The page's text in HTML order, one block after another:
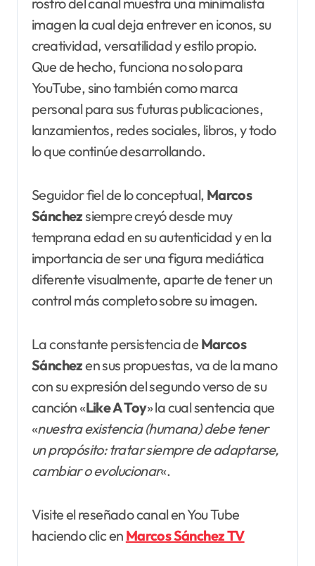
imagen la cual deja entrever en iconos, su
creatividad, versatilidad y estilo propio.
Que de hecho, funciona no solo para
YouTube, sino también como marca
personal para sus futuras publicaciones,
lanzamientos, redes sociales, libros, y todo
lo que continúe desarrollando.
Seguidor fiel de lo conceptual, Marcos
Sánchezsiempre creyó desde muy
temprana edad en su autenticidad y en la
importancia de ser una figura mediática
diferente visualmente, aparte de tener un
control más completo sobre su imagen.
La constante persistencia de Marcos
Sánchezen sus propuestas, va de la mano
con su expresión del segundo verso de su
canción «Like A Toy» la cual sentencia que
«nuestra existencia (humana) debe tener
un propósito: tratar siempre de adaptarse,
cambiar o evolucionar«.
Visite el reseñado canal en You Tube
haciendo clic en Marcos Sánchez TV